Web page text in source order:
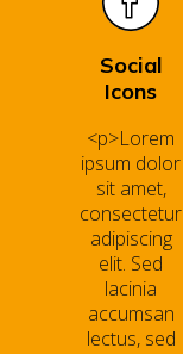
Social
Icons
<p>Lorem
ipsum dolor
sit amet,
consectetur
adipiscing
elit. Sed
lacinia
accumsan
lectus, sed